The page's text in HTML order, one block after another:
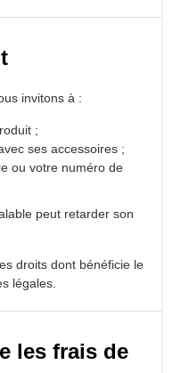
invitons à :
;
ses accessoires ;
ou votre numéro de
peut retarder son
droits dont bénéficie le
légales.
les frais de